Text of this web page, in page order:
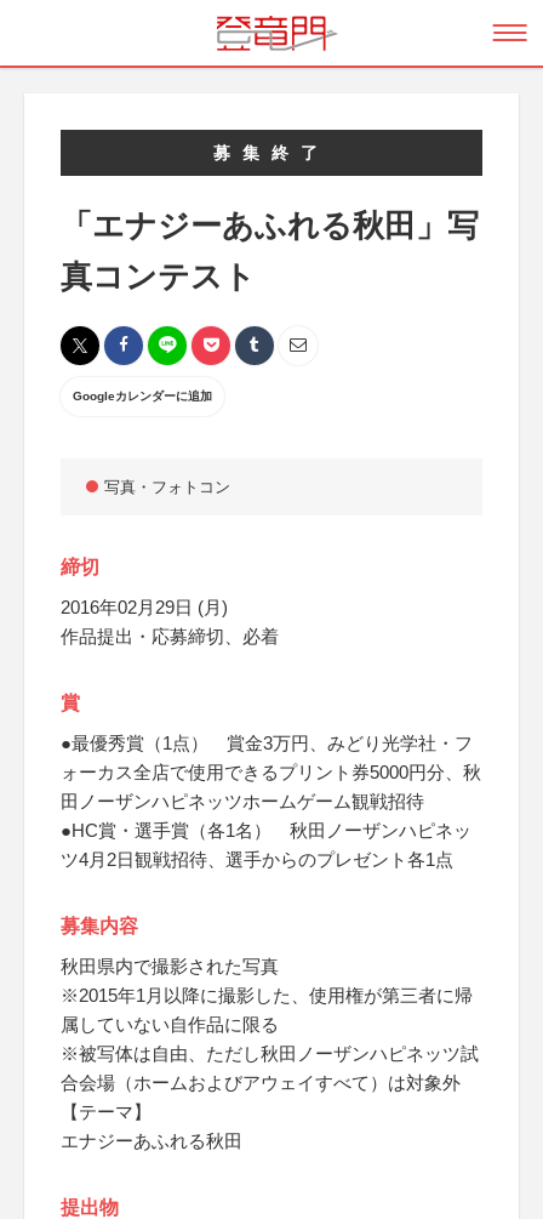
募集終了
「エナジーあふれる秋田」写
真コンテスト
Googleカレンダーに追加
写真・フォトコン
締切
2016年02月29日 (月)
作品提出・応募締切、必着
賞
●最優秀賞（1点） 賞金3万円、みどり光学社・フ
ォーカス全店で使用できるプリント券5000円分、秋
田ノーザンハピネッツホームゲーム観戦招待
●HC賞・選手賞（各1名） 秋田ノーザンハピネッ
ツ4月2日観戦招待、選手からのプレゼント各1点
募集内容
秋田県内で撮影された写真
※2015年1月以降に撮影した、使用権が第三者に帰
属していない自作品に限る
※被写体は自由、ただし秋田ノーザンハピネッツ試
合会場（ホームおよびアウェイすべて）は対象外
【テーマ】
エナジーあふれる秋田
提出物